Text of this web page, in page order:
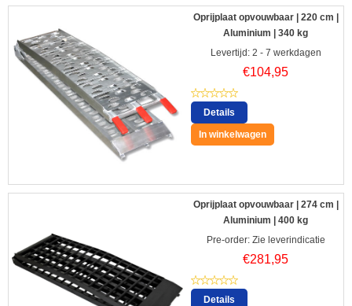
Oprijplaat opvouwbaar | 220 cm |
Aluminium | 340 kg
Levertijd: 2 - 7 werkdagen
€104,95
Details
In winkelwagen
Oprijplaat opvouwbaar | 274 cm |
Aluminium | 400 kg
Pre-order: Zie leverindicatie
€281,95
Details